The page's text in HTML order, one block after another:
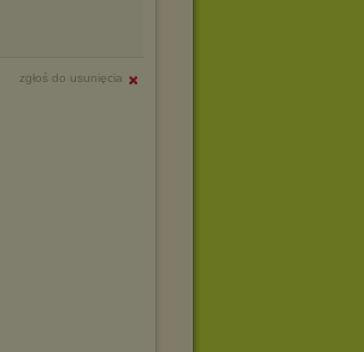
zgłoś do usunięcia